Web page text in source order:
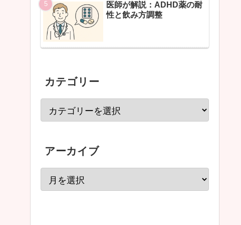
医師が解説：ADHD薬の耐
性と飲み方調整
カテゴリー
アーカイブ